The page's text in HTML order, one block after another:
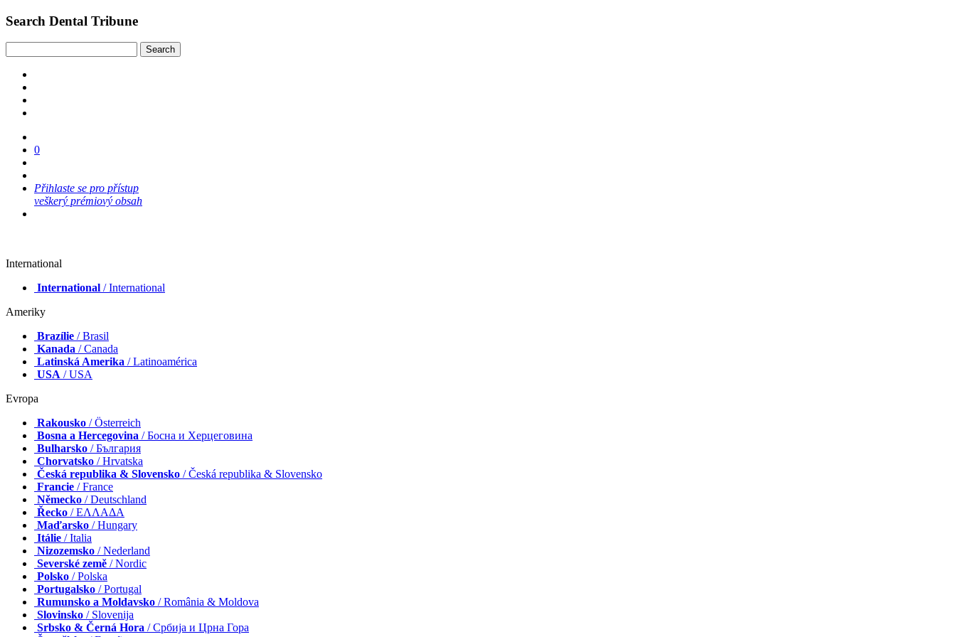
Search Dental Tribune
0
Přihlaste se pro přístup
veškerý prémiový obsah
International
International / International
Ameriky
Brazílie / Brasil
Kanada / Canada
Latinská Amerika / Latinoamérica
USA / USA
Evropa
Rakousko / Österreich
Bosna a Hercegovina / Босна и Херцеговина
Bulharsko / България
Chorvatsko / Hrvatska
Česká republika & Slovensko / Česká republika & Slovensko
Francie / France
Německo / Deutschland
Řecko / ΕΛΛΑΔΑ
Maďarsko / Hungary
Itálie / Italia
Nizozemsko / Nederland
Severské země / Nordic
Polsko / Polska
Portugalsko / Portugal
Rumunsko a Moldavsko / România & Moldova
Slovinsko / Slovenija
Srbsko & Černá Hora / Србија и Црна Гора